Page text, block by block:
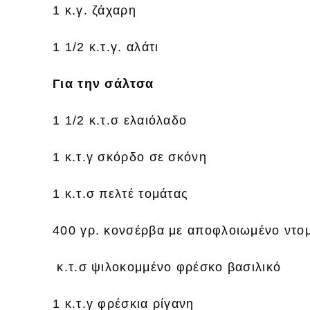
1 κ.γ. ζάχαρη
1 1/2 κ.τ.γ. αλάτι
Για την σάλτσα
1 1/2 κ.τ.σ ελαιόλαδο
1 κ.τ.γ σκόρδο σε σκόνη
1 κ.τ.σ πελτέ τομάτας
400 γρ. κονσέρβα με αποφλοιωμένο
κ.τ.σ ψιλοκομμένο φρέσκο βασιλικό
1 κ.τ.γ φρέσκια ρίγανη